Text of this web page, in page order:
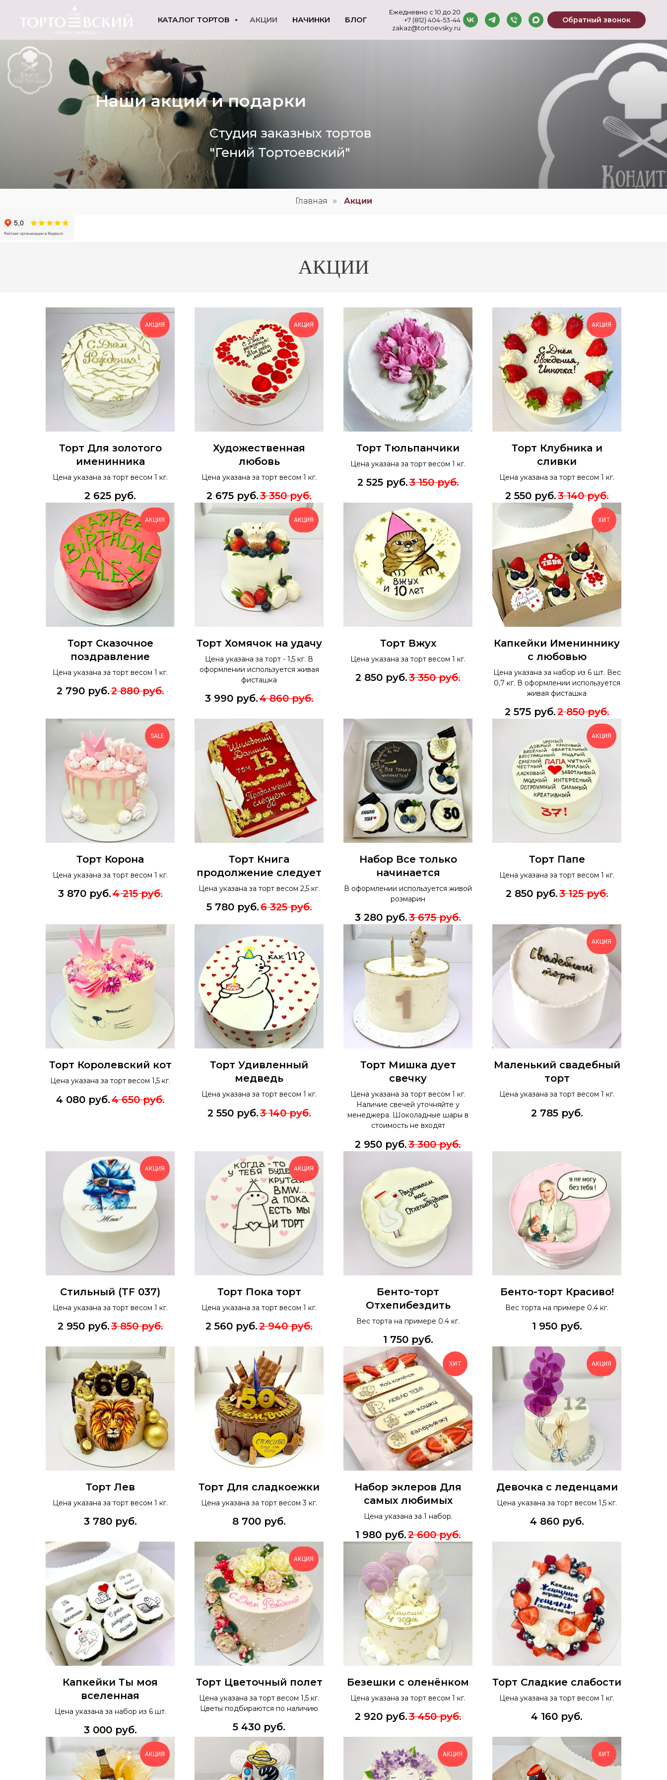
КАТАЛОГ ТОРТОВ АКЦИИ НАЧИНКИ БЛОГ
Ежедневно с 10 до 20
+7 (812) 404-53-44
zakaz@tortoevsky.ru
Обратный звонок
Наши акции и подарки
Cтудия заказных тортов
"Гений Тортоевский"
Главная » Акции
АКЦИИ
АКЦИЯ
Торт Для золотого
именинника
Цена указана за торт весом 1 кг.
2 625 руб.
АКЦИЯ
Художественная
любовь
Цена указана за торт весом 1 кг.
2 675 руб.3 350 руб.
Торт Тюльпанчики
Цена указана за торт весом 1 кг.
2 525 руб.3 150 руб.
АКЦИЯ
Торт Клубника и
сливки
Цена указана за торт весом 1 кг.
2 550 руб.3 140 руб.
АКЦИЯ
Торт Сказочное
поздравление
Цена указана за торт весом 1 кг.
2 790 руб.2 880 руб.
АКЦИЯ
Торт Хомячок на удачу
Цена указана за торт - 1,5 кг. В
оформлении используется живая
фисташка
3 990 руб.4 860 руб.
Торт Вжух
Цена указана за торт весом 1 кг.
2 850 руб.3 350 руб.
ХИТ
Капкейки Имениннику
с любовью
Цена указана за набор из 6 шт. Вес
0,7 кг. В оформлении используется
живая фисташка
2 575 руб.2 850 руб.
SALE
Торт Корона
Цена указана за торт весом 1 кг.
3 870 руб.4 215 руб.
Торт Книга
продолжение следует
Цена указана за торт весом 2,5 кг.
5 780 руб.6 325 руб.
Набор Все только
начинается
В оформлении используется живой
розмарин
3 280 руб.3 675 руб.
АКЦИЯ
Торт Папе
Цена указана за торт весом 1 кг.
2 850 руб.3 125 руб.
Торт Королевский кот
Цена указана за торт весом 1,5 кг.
4 080 руб.4 650 руб.
Торт Удивленный
медведь
Цена указана за торт весом 1 кг.
2 550 руб.3 140 руб.
Торт Мишка дует
свечку
Цена указана за торт весом 1 кг.
Наличие свечей уточняйте у
менеджера. Шоколадные шары в
стоимость не входят
2 950 руб.3 300 руб.
АКЦИЯ
Маленький свадебный
торт
Цена указана за торт весом 1 кг.
2 785 руб.
АКЦИЯ
Стильный (TF 037)
Цена указана за торт весом 1 кг.
2 950 руб.3 850 руб.
АКЦИЯ
Торт Пока торт
Цена указана за торт весом 1 кг.
2 560 руб.2 940 руб.
Бенто-торт
Отхепибездить
Вес торта на примере 0.4 кг.
1 750 руб.
Бенто-торт Красиво!
Вес торта на примере 0.4 кг.
1 950 руб.
Торт Лев
Цена указана за торт весом 1 кг.
3 780 руб.
Торт Для сладкоежки
Цена указана за торт весом 3 кг.
8 700 руб.
ХИТ
Набор эклеров Для
самых любимых
Цена указана за 1 набор.
1 980 руб.2 600 руб.
АКЦИЯ
Девочка с леденцами
Цена указана за торт весом 1,5 кг.
4 860 руб.
Капкейки Ты моя
вселенная
Цена указана за набор из 6 шт.
3 000 руб.
АКЦИЯ
Торт Цветочный полет
Цена указана за торт весом 1,5 кг.
Цветы подбираются по наличию
5 430 руб.
Безешки с оленёнком
Цена указана за торт весом 1 кг.
2 920 руб.3 450 руб.
Торт Сладкие слабости
Цена указана за торт весом 1 кг.
4 160 руб.
АКЦИЯ АКЦИЯ ХИТ